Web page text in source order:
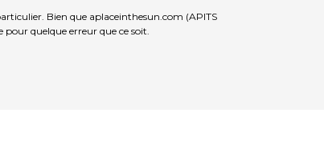
Bien que aplaceinthesun.com (APITS
quelque erreur que ce soit.